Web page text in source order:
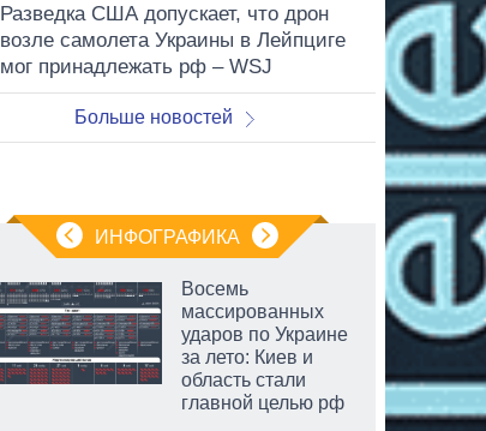
Разведка США допускает, что дрон
возле самолета Украины в Лейпциге
мог принадлежать рф – WSJ
Больше новостей
ИНФОГРАФИКА
Восемь
массированных
ударов по Украине
за лето: Киев и
область стали
главной целью рф